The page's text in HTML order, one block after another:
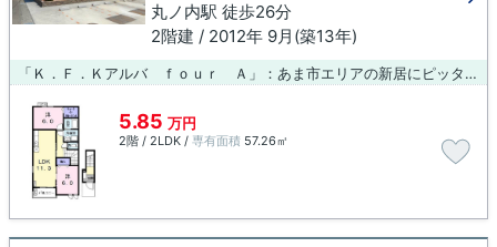
丸ノ内駅 徒歩26分
2階建 / 2012年 9月(築13年)
「Ｋ．Ｆ．Ｋアルバ ｆｏｕｒ Ａ」：あま市エリアの新居にピッタリ。住みやすさが満載でイチオシのアパートはこちらです。ブルーボックス 稲沢支店の物件が、あま市エリアに豊富に点在してます。詳しい賃貸情報は0587-23-0015より、当社へご確認下さい。
5.85 万円
2階 / 2LDK / 専有面積 57.26㎡